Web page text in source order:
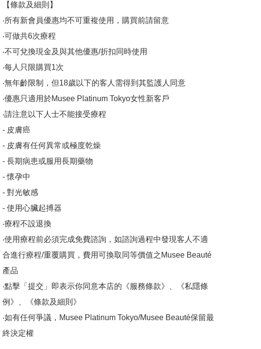
【條款及細則】
‧所有新會員優惠均不可重複使用，購買前請留意
‧可做共6次療程
‧不可兌換現金及與其他優惠/折扣同時使用
‧每人只限購買1次
‧無年齡限制，但18歲以下的客人需得到其監護人同意
‧優惠只適用於Musee Platinum Tokyo女性新客戶
‧請注意以下人士不能接受療程
- 皮膚癌
- 皮膚有任何異常或極度乾燥
- 長期病患或服用長期藥物
- 懷孕中
- 對光敏感
- 使用心臟起搏器
‧療程不設退換
‧使用療程前必須完成免費諮詢，如諮詢過程中發現客人不適
合進行療程/重覆購買，費用可換取同等價值之Musee Beauté
產品
‧點擊「提交」即表示你同意本店的《服務條款》、《私隱條
例》、《條款及細則》
‧如有任何爭議，Musee Platinum Tokyo/Musee Beauté保留最
終決定權